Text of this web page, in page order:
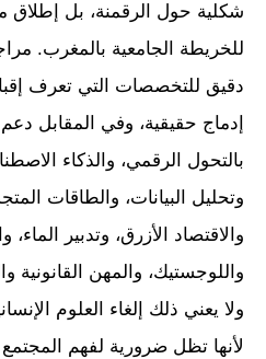
شكلية حول الرقمنة، بل إطلاق
للخريطة الجامعية بالمغرب.
دقيق للتخصصات التي تعرف
إدماج حقيقية، وفي المقابل
بالتحول الرقمي، والذكاء
وتحليل البيانات، والطاقات
والاقتصاد الأزرق، وتدبير الماء،
واللوجستيك، والمهن القانونية
ولا يعني ذلك إلغاء العلوم
لأنها تظل ضرورية لفهم المجتمع